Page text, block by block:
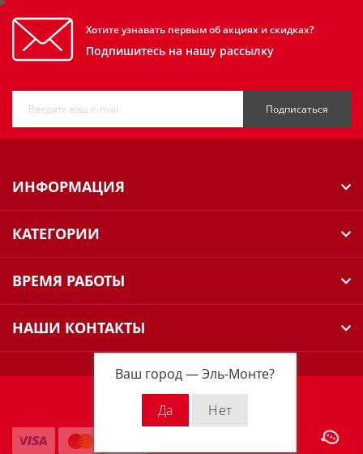
Ваш город —Эль-Монте?
Хотите узнавать первым об акциях и скидках?
Подпишитесь на нашу рассылку
Подписаться
ИНФОРМАЦИЯ
КАТЕГОРИИ
ВРЕМЯ РАБОТЫ
НАШИ КОНТАКТЫ
Milwaukee Russia © 2026